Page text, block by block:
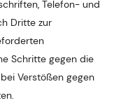
Telefon- und
Dritte zur
Schritte gegen die
Verstößen gegen